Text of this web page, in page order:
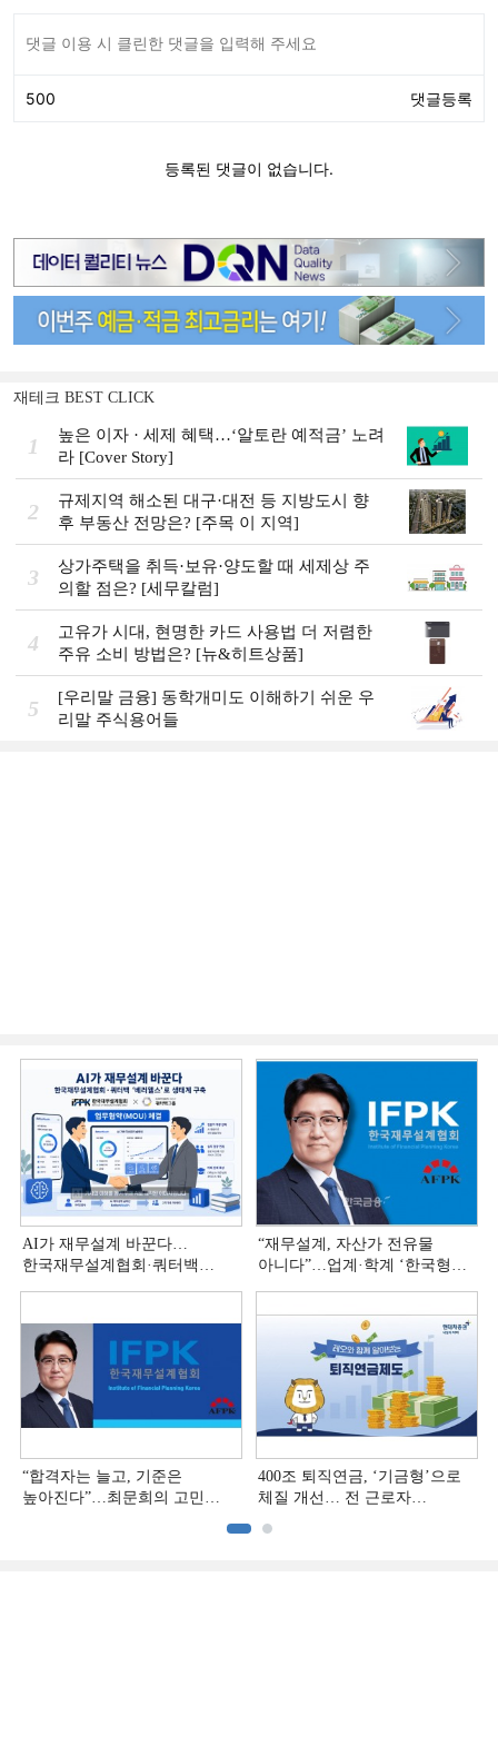
재테크 BEST CLICK
1
높은 이자 · 세제 혜택…‘알토란 예적금’ 노려
라 [Cover Story]
2
규제지역 해소된 대구·대전 등 지방도시 향
후 부동산 전망은? [주목 이 지역]
3
상가주택을 취득·보유·양도할 때 세제상 주
의할 점은? [세무칼럼]
4
고유가 시대, 현명한 카드 사용법 더 저렴한
주유 소비 방법은? [뉴&히트상품]
5
[우리말 금융] 동학개미도 이해하기 쉬운 우
리말 주식용어들
AI가 재무설계 바꾼다…
한국재무설계협회·쿼터백
“재무설계, 자산가 전유물
아니다”…업계·학계 ‘한국형
“합격자는 늘고, 기준은
높아진다”…최문희의 고민
400조 퇴직연금, ‘기금형’으로
체질 개선… 전 근로자